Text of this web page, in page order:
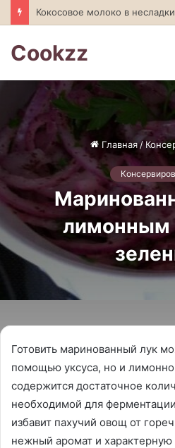
Cookzz
Главная/
лимонным
Готовить маринованный лук
помощью уксуса, но и
содержится достаточное
необходимой для
избавит пахучий овощ от
нежный аромат и характерную